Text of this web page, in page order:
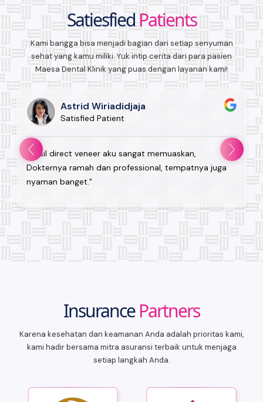
Satiesfied Patients
Kami bangga bisa menjadi bagian dari setiap senyuman
sehat yang kamu miliki. Yuk intip cerita dari para pasien
Maesa Dental Klinik yang puas dengan layanan kami!
Astrid Wiriadidjaja
Satisfied Patient
"Hasil direct veneer aku sangat memuaskan,
Dokternya ramah dan professional, tempatnya juga
nyaman banget."
InsurancePartners
Karena kesehatan dan keamanan Anda adalah prioritas kami,
kami hadir bersama mitra asuransi terbaik untuk menjaga
setiap langkah Anda.